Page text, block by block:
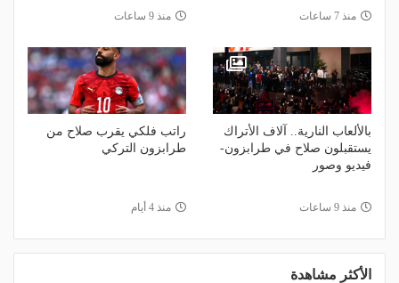
منذ 7 ساعات منذ 9 ساعات
بالألعاب النارية.. آلاف الأتراك
يستقبلون صلاح في طرابزون-
فيديو وصور
منذ 9 ساعات
راتب فلكي يقرب صلاح من
طرابزون التركي
منذ 4 أيام
الأكثر مشاهدة